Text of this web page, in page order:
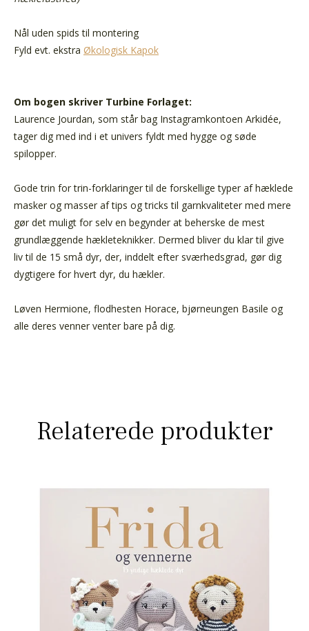
Nål uden spids til montering
Fyld evt. ekstra Økologisk Kapok
Om bogen skriver Turbine Forlaget:
Laurence Jourdan, som står bag Instagramkontoen Arkidée,
tager dig med ind i et univers fyldt med hygge og søde
spilopper.
Gode trin for trin-forklaringer til de forskellige typer af hæklede
masker og masser af tips og tricks til garnkvaliteter med mere
gør det muligt for selv en begynder at beherske de mest
grundlæggende hækleteknikker. Dermed bliver du klar til give
liv til de 15 små dyr, der, inddelt efter sværhedsgrad, gør dig
dygtigere for hvert dyr, du hækler.
Løven Hermione, flodhesten Horace, bjørneungen Basile og
alle deres venner venter bare på dig.
Relaterede produkter